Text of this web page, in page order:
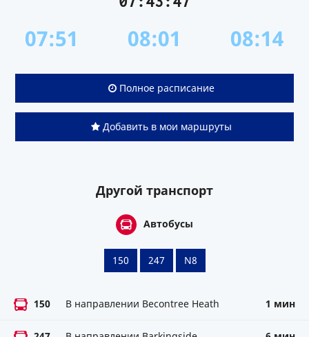
07:51 08:01 08:14
Полное расписание
Добавить в мои маршруты
Другой транспорт
Автобусы
150 247 N8
150 В направлении Becontree Heath 1 мин